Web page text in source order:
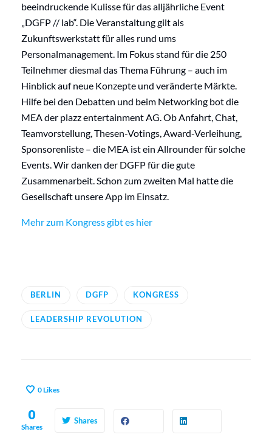
beeindruckende Kulisse für das alljährliche Event
„DGFP // lab“. Die Veranstaltung gilt als
Zukunftswerkstatt für alles rund ums
Personalmanagement. Im Fokus stand für die 250
Teilnehmer diesmal das Thema Führung – auch im
Hinblick auf neue Konzepte und veränderte Märkte.
Hilfe bei den Debatten und beim Networking bot die
MEA der plazz entertainment AG. Ob Anfahrt, Chat,
Teamvorstellung, Thesen-Votings, Award-Verleihung,
Sponsorenliste – die MEA ist ein Allrounder für solche
Events. Wir danken der DGFP für die gute
Zusammenarbeit. Schon zum zweiten Mal hatte die
Gesellschaft unsere App im Einsatz.
Mehr zum Kongress gibt es hier
BERLIN DGFP KONGRESS
LEADERSHIP REVOLUTION
0Likes
0
Shares
Shares